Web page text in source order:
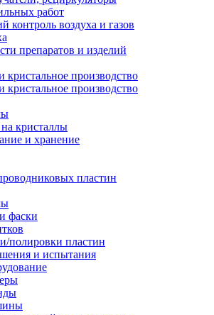
работ
контроль воздуха и газов
препаратов и изделий
производство
производство
кристаллы
и хранение
пластин
фаски
полировки пластин
и испытания